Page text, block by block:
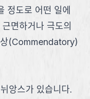
정도로 어떤 일에
면하거나 극도의
상(Commendatory)
앙스가 있습니다.